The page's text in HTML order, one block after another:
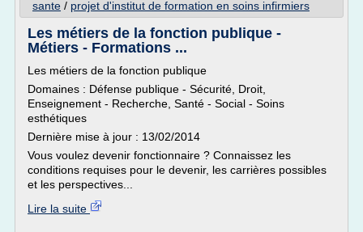
sante / projet d'institut de formation en soins infirmiers
Les métiers de la fonction publique -
Métiers - Formations ...
Les métiers de la fonction publique
Domaines : Défense publique - Sécurité, Droit,
Enseignement - Recherche, Santé - Social - Soins
esthétiques
Dernière mise à jour : 13/02/2014
Vous voulez devenir fonctionnaire ? Connaissez les
conditions requises pour le devenir, les carrières possibles
et les perspectives...
Lire la suite